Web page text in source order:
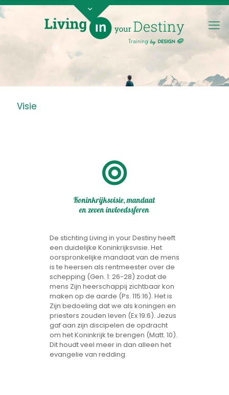
Visie
Koninkrijksvisie, mandaat
en zeven invloedssferen
De stichting Living in your Destiny heeft
een duidelijke Koninkrijksvisie. Het
oorspronkelijke mandaat van de mens
is te heersen als rentmeester over de
schepping (Gen. 1: 26-28) zodat de
mens Zijn heerschappij zichtbaar kon
maken op de aarde (Ps. 115:16). Het is
Zijn bedoeling dat we als koningen en
priesters zouden leven (Ex 19:6). Jezus
gaf aan zijn discipelen de opdracht
om het Koninkrijk te brengen (Matt. 10).
Dit houdt veel meer in dan alleen het
evangelie van redding.